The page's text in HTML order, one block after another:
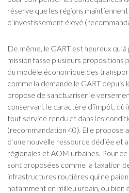
réserve que les régions maintiennent
d’investissement élevé
De même, le GART est heureux
mission fasse plusieurs propositions
du modèle économique des
comme la demande le GART depuis
propose de sanctuariser le
conservant le caractère d’impôt, dû
tout service rendu et dans les
(recommandation 40). Elle propose
d’une nouvelle ressource dédiée et
régionales et AOM urbaines. Pour
sont proposées comme la taxation
infrastructures routières qui ne
notamment en milieu urbain, ou